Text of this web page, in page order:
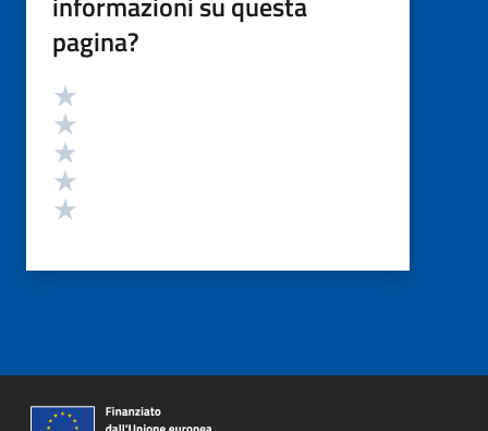
pagina?
Valutazione